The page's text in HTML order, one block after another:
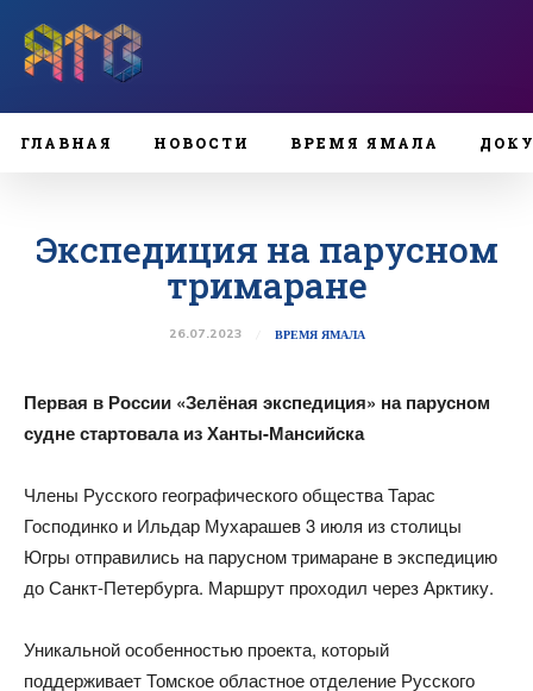
ГЛАВНАЯ НОВОСТИ ВРЕМЯ ЯМАЛА
Экспедиция на парусном
тримаране
26.07.2023 ВРЕМЯ ЯМАЛА
Первая в России «Зелёная экспедиция» на парусном
судне стартовала из Ханты-Мансийска
Члены Русского географического общества Тарас
Господинко и Ильдар Мухарашев 3 июля из столицы
Югры отправились на парусном тримаране в экспедицию
до Санкт-Петербурга. Маршрут проходил через Арктику.
Уникальной особенностью проекта, который
поддерживает Томское областное отделение Русского